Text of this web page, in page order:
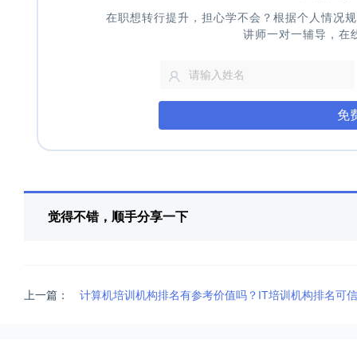
在职想转行提升，担心学不会？根据个人情况
讲师一对一辅导，在
免
觉得不错，顺手分享一下
上一篇： 计算机培训机构排名有参考价值吗？IT培训机构排名可